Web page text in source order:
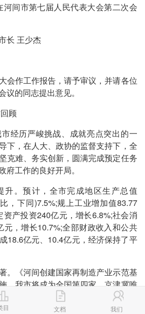
间市第七届人民代表大会第二次会
长 王少杰
作工作报告，请予审议，并请各位
议的同志提出意见。
顾
历严峻挑战、成就亮点突出的一
下，在人大、政协的监督支持下，全
克难、务实创新，圆满完成预定任务
府工作的良好开局。
。预计，全市完成地区生产总值
，下同)7.5%;规上工业增加值83.77
资产投资240亿元，增长6.8%;社会消
元，增长10.7%;全部财政收入和公共
18.6亿元、10.4亿元，经济保持了平
《河间创建国家再制造产业示范基
，我市将成为全国第四家、京津冀唯
示范基地。成功举办再制造行业年
中心、旧件综合服务中心建成运
目 文档 我们